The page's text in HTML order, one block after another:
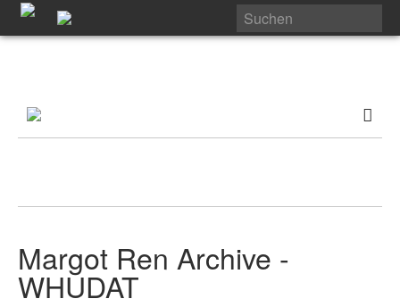
Margot Ren Archive -
WHUDAT